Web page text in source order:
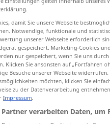
bestens
damit Sie unsere Webseite
Notwendige, funktionale und
unserer Webseite erforderlich
gespeichert. Marketing-Cookies
nur gespeichert, wenn Sie uns
Klicken Sie ansonsten auf „Fortfahren
Besuche unserer Webseite
möchten, klicken Sie
zu der Datenverarbeitung
Impressum.
verarbeiten Daten, um